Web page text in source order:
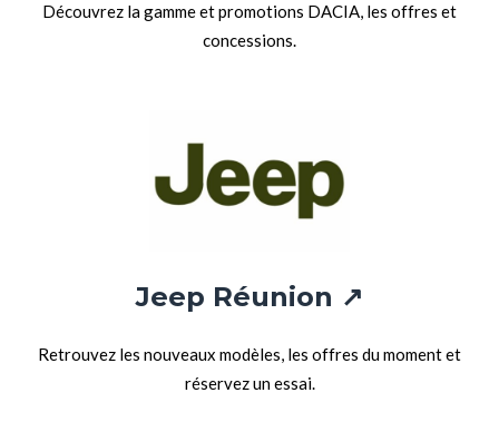
Découvrez la gamme et promotions DACIA, les offres et
concessions.
Jeep Réunion ↗
Retrouvez les nouveaux modèles, les offres du moment et
réservez un essai.